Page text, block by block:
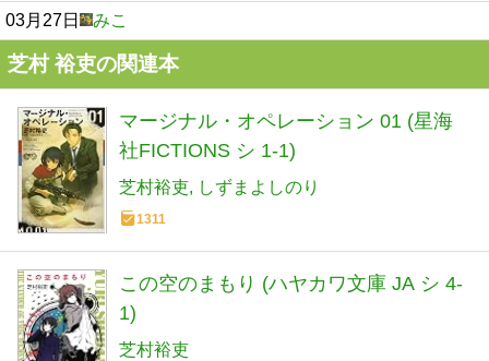
03月27日 みこ
芝村 裕吏の関連本
マージナル・オペレーション 01 (星海
社FICTIONS シ 1-1)
芝村裕吏 しずまよしのり
1311
この空のまもり (ハヤカワ文庫 JA シ 4-
1)
芝村裕吏